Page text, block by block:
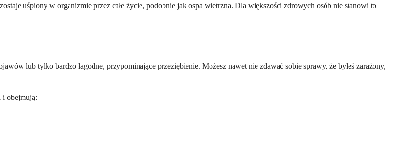
uśpiony w organizmie przez całe życie, podobnie jak ospa wietrzna. Dla większości zdrowych osób nie stanowi to
lub tylko bardzo łagodne, przypominające przeziębienie. Możesz nawet nie zdawać sobie sprawy, że byłeś zarażony,
i obejmują: